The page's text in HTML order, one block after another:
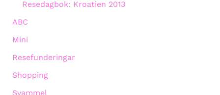
Resedagbok: Kroatien 2013
ABC
Mini
Resefunderingar
Shopping
Svammel